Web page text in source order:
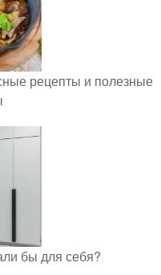
рецепты и полезные
бы для себя?